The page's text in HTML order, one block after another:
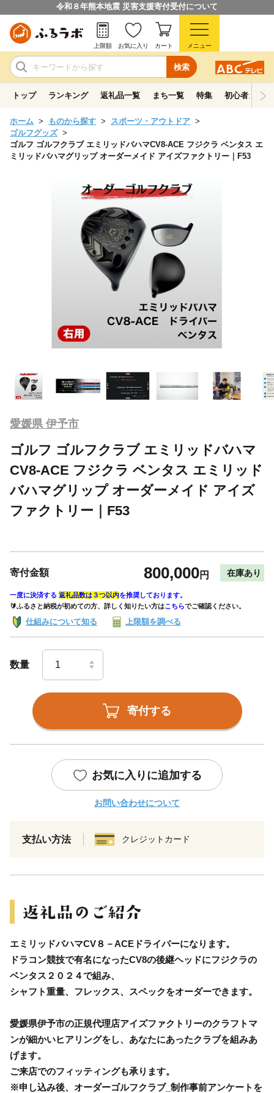
令和８年熊本地震 災害支援寄付受付について
検索
上限額 お気に入り カート メニュー
トップ ランキング 返礼品一覧 まち一覧 特集 初心者ガイド
ホーム ものから探す
スポーツ・アウトドア
ゴルフグッズ
ゴルフ ゴルフクラブ エミリッドバハマCV8-ACE フジクラ ベンタス エ
ミリッドバハマグリップ オーダーメイド アイズファクトリー｜F53
愛媛県 伊予市
ゴルフ ゴルフクラブ エミリッドバハマ
CV8-ACE フジクラ ベンタス エミリッド
バハマグリップ オーダーメイド アイズ
ファクトリー｜F53
寄付金額 800,000円 在庫あり
一度に決済する 返礼品数は３つ以内を推奨しております。
🔰ふるさと納税が初めての方、詳しく知りたい方はこちらでご確認ください。
仕組みについて知る 上限額を調べる
数量
寄付する
お気に入りに追加する
お問い合わせについて
支払い方法 クレジットカード
エミリッドバハマCV８－ACEドライバーになります。
ドラコン競技で有名になったCV8の後継ヘッドにフジクラの
ベンタス２０２４で組み、
シャフト重量、フレックス、スペックをオーダーできます。
愛媛県伊予市の正規代理店アイズファクトリーのクラフトマ
ンが細かいヒアリングをし、あなたにあったクラブを組みあ
げます。
ご来店でのフィッティングも承ります。
※申し込み後、オーダーゴルフクラブ_制作事前アンケートを